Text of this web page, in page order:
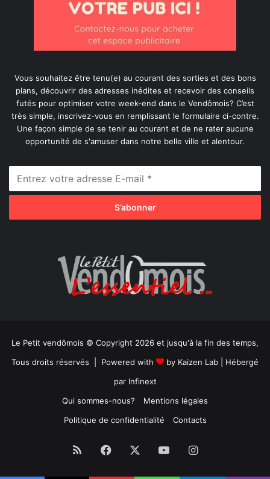
Vous souhaitez être tenu(e) au courant des sorties et des bons
plans, découvrir des adresses inédites et recevoir des conseils
futés pour optimiser votre week-end dans le Vendômois? C’est
très simple, inscrivez-vous en remplissant le formulaire ci-contre.
Une façon simple de se tenir au courant et de ne rater aucune
opportunité de s'amuser dans notre belle ville et alentour.
Le Petit vendômois © Copyright 2026 et jusqu'à la fin des temps,
Tous droits réservés | Powered with
by Kaizen Lab | Hébergé
par Infinext
Qui sommes-nous?
Mentions légales
Politique de confidentialité
Contacts
RSS Facebook YouTubeInstagram